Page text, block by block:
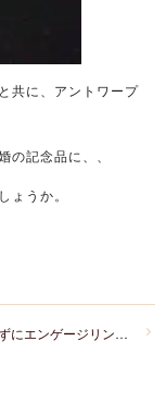
共に、アントワープ
記念品に、、
ょうか。
これを知らずにエンゲージリングは贈れない。ANTWERP BRILLIANT（アントワープ・ブリリアント）のダイヤモンドについて